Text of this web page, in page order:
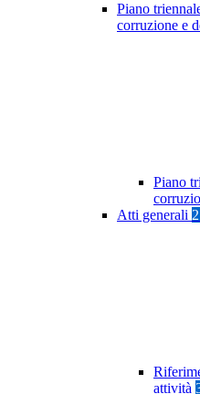
Piano
corruzione e
Piano
Atti generali
attività